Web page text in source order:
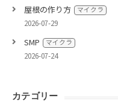
屋根の作り方 マイクラ
2026-07-29
SMP マイクラ
2026-07-24
カテゴリー